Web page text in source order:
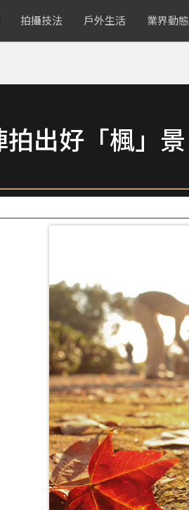
拍攝技法 戶外生活 業界動態
拍出好「楓」景